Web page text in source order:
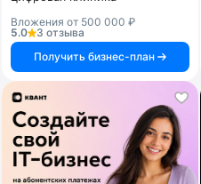
Вложения от 500 000 ₽
5.0
3 отзыва
Получить бизнес-план